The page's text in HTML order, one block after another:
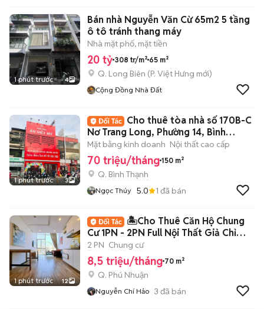
1 phút trước 4
Bán nhà Nguyễn Văn Cừ 65m2 5 tầng
ô tô tránh thang máy
Nhà mặt phố, mặt tiền
20 tỷ 308 tr/m² 65 m²
Q. Long Biên (P. Việt Hưng mới)
Cộng Đồng Nhà Đất
1 phút trước 3
Cho thuê tòa nhà số 170B-C
Nơ Trang Long, Phường 14, Bình
Thạnh
Mặt bằng kinh doanh Nội thất cao cấp
70 triệu/tháng 150 m²
Q. Bình Thạnh
Ngọc Thúy 5.0 1 đã bán
1 phút trước 12
🏝️Cho Thuê Căn Hộ Chung
Cư 1PN - 2PN Full Nội Thất Giả Chỉ
8Tr5🏝️
2 PN Chung cư
8,5 triệu/tháng 70 m²
Q. Phú Nhuận
Nguyễn Chí Hảo 3 đã bán